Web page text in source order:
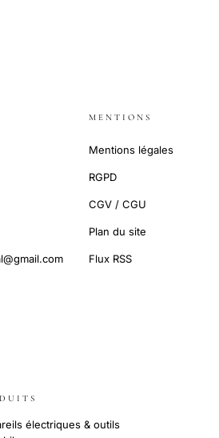
MENTIONS
Mentions légales
RGPD
CGV / CGU
Plan du site
Flux RSS
électriques & outils